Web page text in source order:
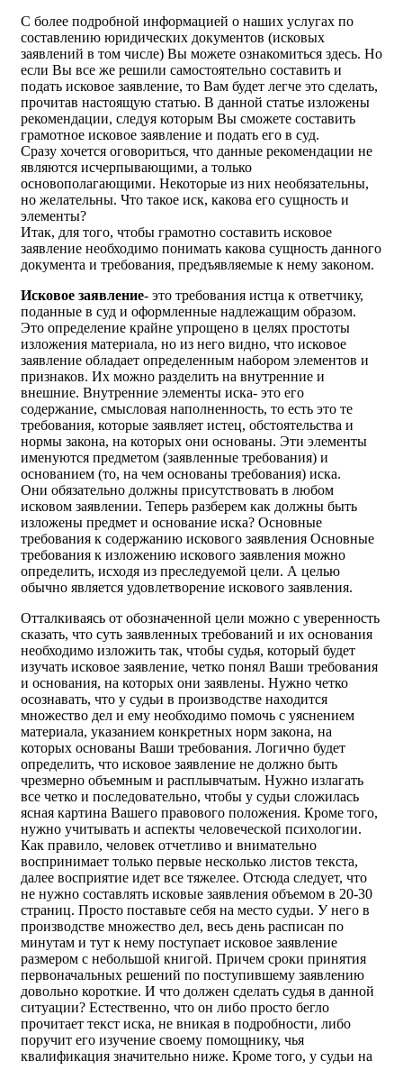
С более подробной информацией о наших услугах по
составлению юридических документов (исковых
заявлений в том числе) Вы можете ознакомиться здесь. Но
если Вы все же решили самостоятельно составить и
подать исковое заявление, то Вам будет легче это сделать,
прочитав настоящую статью. В данной статье изложены
рекомендации, следуя которым Вы сможете составить
грамотное исковое заявление и подать его в суд.
Сразу хочется оговориться, что данные рекомендации не
являются исчерпывающими, а только
основополагающими. Некоторые из них необязательны,
но желательны. Что такое иск, какова его сущность и
элементы?
Итак, для того, чтобы грамотно составить исковое
заявление необходимо понимать какова сущность данного
документа и требования, предъявляемые к нему законом.
Исковое заявление- это требования истца к ответчику,
поданные в суд и оформленные надлежащим образом.
Это определение крайне упрощено в целях простоты
изложения материала, но из него видно, что исковое
заявление обладает определенным набором элементов и
признаков. Их можно разделить на внутренние и
внешние. Внутренние элементы иска- это его
содержание, смысловая наполненность, то есть это те
требования, которые заявляет истец, обстоятельства и
нормы закона, на которых они основаны. Эти элементы
именуются предметом (заявленные требования) и
основанием (то, на чем основаны требования) иска.
Они обязательно должны присутствовать в любом
исковом заявлении. Теперь разберем как должны быть
изложены предмет и основание иска? Основные
требования к содержанию искового заявления Основные
требования к изложению искового заявления можно
определить, исходя из преследуемой цели. А целью
обычно является удовлетворение искового заявления.
Отталкиваясь от обозначенной цели можно с уверенность
сказать, что суть заявленных требований и их основания
необходимо изложить так, чтобы судья, который будет
изучать исковое заявление, четко понял Ваши требования
и основания, на которых они заявлены. Нужно четко
осознавать, что у судьи в производстве находится
множество дел и ему необходимо помочь с уяснением
материала, указанием конкретных норм закона, на
которых основаны Ваши требования. Логично будет
определить, что исковое заявление не должно быть
чрезмерно объемным и расплывчатым. Нужно излагать
все четко и последовательно, чтобы у судьи сложилась
ясная картина Вашего правового положения. Кроме того,
нужно учитывать и аспекты человеческой психологии.
Как правило, человек отчетливо и внимательно
воспринимает только первые несколько листов текста,
далее восприятие идет все тяжелее. Отсюда следует, что
не нужно составлять исковые заявления объемом в 20-30
страниц. Просто поставьте себя на место судьи. У него в
производстве множество дел, весь день расписан по
минутам и тут к нему поступает исковое заявление
размером с небольшой книгой. Причем сроки принятия
первоначальных решений по поступившему заявлению
довольно короткие. И что должен сделать судья в данной
ситуации? Естественно, что он либо просто бегло
прочитает текст иска, не вникая в подробности, либо
поручит его изучение своему помощнику, чья
квалификация значительно ниже. Кроме того, у судьи на